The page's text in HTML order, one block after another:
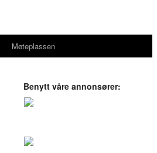
Møteplassen
Benytt våre annonsører: